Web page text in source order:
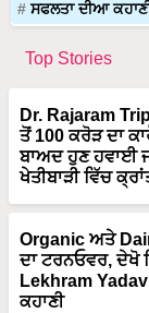
ਸਫਲਤਾ ਦੀਆ
Top Stories
Dr. Rajaram
ਤੋਂ 100 ਕਰੋੜ ਦਾ
ਬਾਅਦ ਹੁਣ ਹਵਾਈ
ਖੇਤੀਬਾੜੀ ਵਿੱਚ
Organic ਅਤੇ
ਦਾ ਟਰਨਓਵਰ, ਦੇਖੋ
Lekhram
ਕਹਾਣੀ